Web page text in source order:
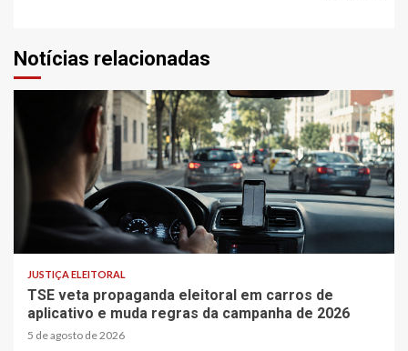
Notícias relacionadas
3 min read
JUSTIÇA ELEITORAL
TSE veta propaganda eleitoral em carros de
aplicativo e muda regras da campanha de 2026
5 de agosto de 2026